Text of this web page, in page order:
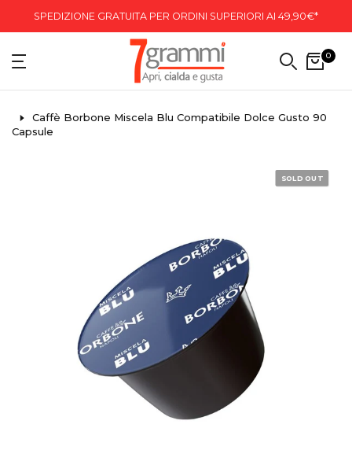
SPEDIZIONE GRATUITA PER ORDINI SUPERIORI AI 49,90€*
0
Caffè Borbone Miscela Blu Compatibile Dolce Gusto 90
Capsule
SOLD OUT